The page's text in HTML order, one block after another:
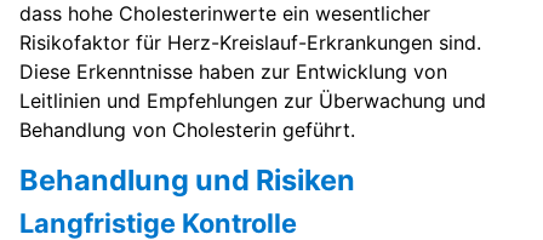
dass hohe Cholesterinwerte ein wesentlicher
Risikofaktor für Herz-Kreislauf-Erkrankungen sind.
Diese Erkenntnisse haben zur Entwicklung von
Leitlinien und Empfehlungen zur Überwachung und
Behandlung von Cholesterin geführt.
Behandlung und Risiken
Langfristige Kontrolle